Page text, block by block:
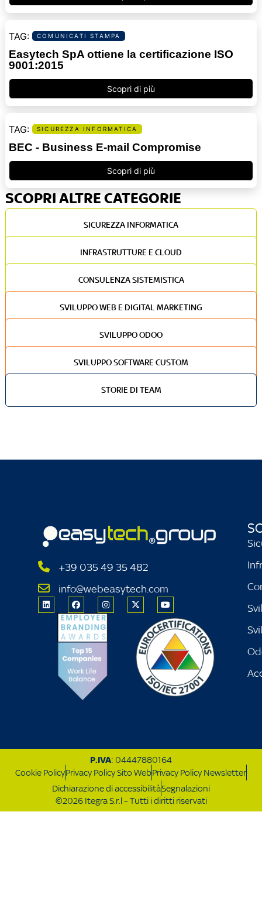
COMUNICATI STAMPA
Easytech SpA ottiene la certificazione ISO
9001:2015
Scopri di più
SICUREZZA INFORMATICA
BEC - Business E-mail Compromise
Scopri di più
SCOPRI ALTRE CATEGORIE
SICUREZZA INFORMATICA
INFRASTRUTTURE E CLOUD
CONSULENZA SISTEMISTICA
SVILUPPO WEB E DIGITAL MARKETING
SVILUPPO ODOO
SVILUPPO SOFTWARE CUSTOM
STORIE DI TEAM
+39 035 49 35 482
info@webeasytech.com
P.IVA: 04447880164
Cookie PolicyPrivacy Policy Sito WebPrivacy Policy Newsletter
Dichiarazione di accessibilitàSegnalazioni
©2026 Itegra S.r.l – Tutti i diritti riservati